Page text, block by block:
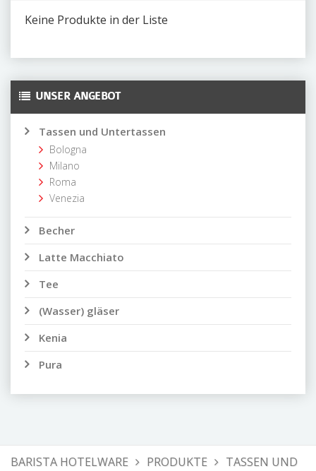
Keine Produkte in der Liste
UNSER ANGEBOT
Tassen und Untertassen
Bologna
Milano
Roma
Venezia
Becher
Latte Macchiato
Tee
(Wasser) gläser
Kenia
Pura
BARISTA HOTELWARE PRODUKTE
TASSEN UND